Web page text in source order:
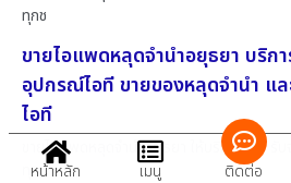
ทุกช
ขายไอแพดหลุดจำนำอยุธยา บริก
อุปกรณ์ไอที ขายของหลุดจำนำ แ
ไอที
ขายไอแพดหลุดจำนำอยุธยา ให้บริการโดย รั
ทุกช
หน้าหลัก เมนู ติดต่อ